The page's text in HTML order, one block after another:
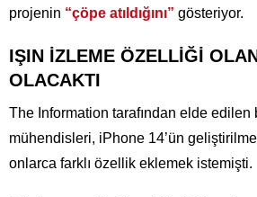
projenin “çöpe atıldığını” gösteriyor.
IŞIN İZLEME ÖZELLİĞİ
OLACAKTI
The Information tarafından elde
mühendisleri, iPhone 14’ün
onlarca farklı özellik eklemek istemişti.